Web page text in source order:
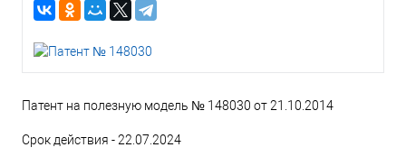
Патент на полезную модель № 148030 от 21.10.2014
Срок действия - 22.07.2024